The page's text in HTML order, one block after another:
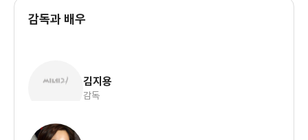
감독과 배우
김지용
감독